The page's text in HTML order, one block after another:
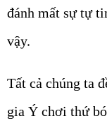
đánh mất sự tự
vậy.
Tất cả chúng ta
gia Ý chơi thứ